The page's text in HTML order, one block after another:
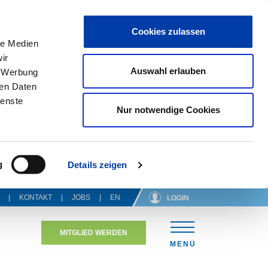
Medien
Daten
Details zeigen
Cookies zulassen
Auswahl erlauben
Nur notwendige Cookies
KONTAKT JOBS EN LOGIN
MITGLIED WERDEN
MENÜ